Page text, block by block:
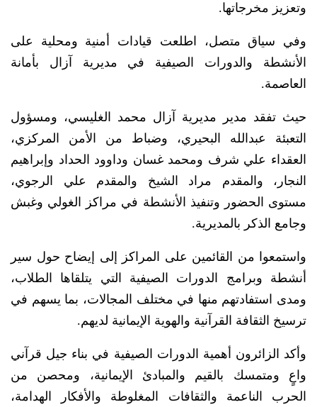
وتعزيز مخرجاتها.
وفي سياق متصل، اطلعت قيادات أمنية ومحلية على
الأنشطة والدورات الصيفية في مديرية آزال بأمانة
العاصمة.
حيث تفقد مدير مديرية آزال محمد الغليسي، ومسؤول
التعبئة عبدالله البحيري، وضباط من الأمن المركزي،
العقداء علي شرف ومحمد غسان وداوود الحداد وإبراهيم
النجار، والمقدم مراد الشيخ والمقدم علي الرجوي،
مستوى الحضور وتنفيذ الأنشطة في مراكز الغولي وغبش
وجامع الذكر بالمديرية.
واستمعوا من القائمين على المراكز إلى إيضاح حول سير
أنشطة وبرامج الدورات الصيفية التي يتلقاها الطلاب،
ومدى استفادتهم منها في مختلف المجالات، بما يسهم في
ترسيخ الثقافة القرآنية والهوية الإيمانية لديهم.
وأكد الزائرون أهمية الدورات الصيفية في بناء جيل قرآني
واعٍ ومتمسك بالقيم والمبادئ الإيمانية، ومحصن من
الحرب الناعمة والثقافات المغلوطة والأفكار الهدامة،